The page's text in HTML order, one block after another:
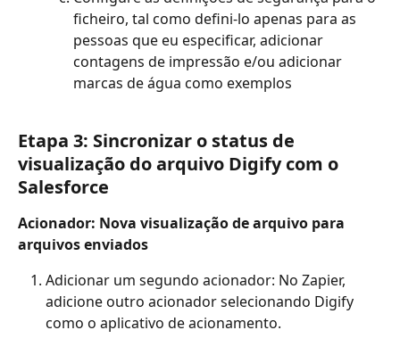
ficheiro, tal como defini-lo apenas para as
pessoas que eu especificar, adicionar
contagens de impressão e/ou adicionar
marcas de água como exemplos
Etapa 3: Sincronizar o status de
visualização do arquivo Digify com o
Salesforce
Acionador: Nova visualização de arquivo para
arquivos enviados
Adicionar um segundo acionador: No Zapier,
adicione outro acionador selecionando Digify
como o aplicativo de acionamento.